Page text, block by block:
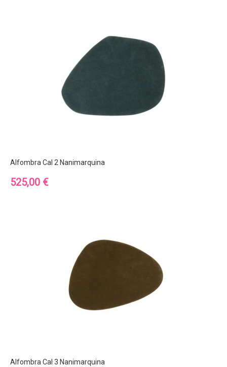
Alfombra Cal 2 Nanimarquina
Precio
525,00 €
Alfombra Cal 3 Nanimarquina